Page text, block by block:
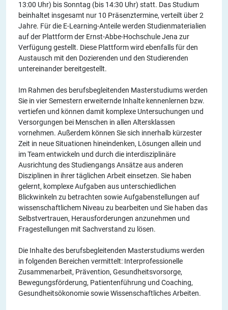
13:00 Uhr) bis Sonntag (bis 14:30 Uhr) statt. Das Studium
beinhaltet insgesamt nur 10 Präsenztermine, verteilt über 2
Jahre. Für die E-Learning-Anteile werden Studienmaterialien
auf der Plattform der Ernst-Abbe-Hochschule Jena zur
Verfügung gestellt. Diese Plattform wird ebenfalls für den
Austausch mit den Dozierenden und den Studierenden
untereinander bereitgestellt.
Im Rahmen des berufsbegleitenden Masterstudiums werden
Sie in vier Semestern erweiternde Inhalte kennenlernen bzw.
vertiefen und können damit komplexe Untersuchungen und
Versorgungen bei Menschen in allen Altersklassen
vornehmen. Außerdem können Sie sich innerhalb kürzester
Zeit in neue Situationen hineindenken, Lösungen allein und
im Team entwickeln und durch die interdisziplinäre
Ausrichtung des Studiengangs Ansätze aus anderen
Disziplinen in ihrer täglichen Arbeit einsetzen. Sie haben
gelernt, komplexe Aufgaben aus unterschiedlichen
Blickwinkeln zu betrachten sowie Aufgabenstellungen auf
wissenschaftlichem Niveau zu bearbeiten und Sie haben das
Selbstvertrauen, Herausforderungen anzunehmen und
Fragestellungen mit Sachverstand zu lösen.
Die Inhalte des berufsbegleitenden Masterstudiums werden
in folgenden Bereichen vermittelt: Interprofessionelle
Zusammenarbeit, Prävention, Gesundheitsvorsorge,
Bewegungsförderung, Patientenführung und Coaching,
Gesundheitsökonomie sowie Wissenschaftliches Arbeiten.